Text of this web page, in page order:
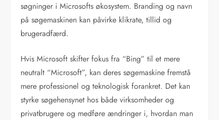
søgninger i Microsofts økosystem. Branding og navn
på søgemaskinen kan påvirke klikrate, tillid og
brugeradfærd.
Hvis Microsoft skifter fokus fra “Bing” til et mere
neutralt “Microsoft”, kan deres søgemaskine fremstå
mere professionel og teknologisk forankret. Det kan
styrke søgehensynet hos både virksomheder og
privatbrugere og medføre ændringer i, hvordan man